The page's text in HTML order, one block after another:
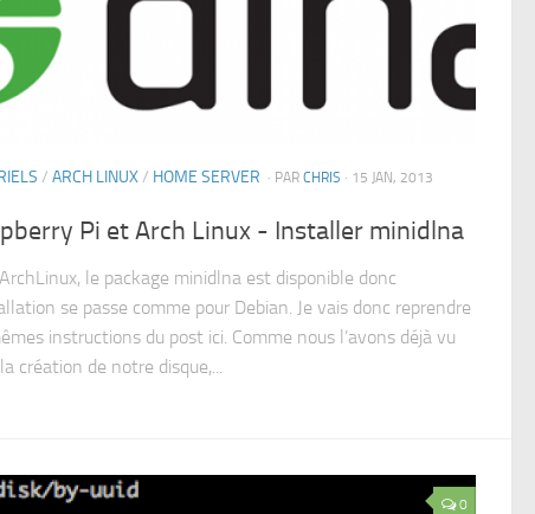
/ ARCH LINUX/ HOME SERVER · PAR CHRIS · 15 JAN, 2013
Pi et Arch Linux - Installer minidlna
le package minidlna est disponible donc
se passe comme pour Debian. Je vais donc reprendre
instructions du post ici. Comme nous l’avons déjà vu
création de notre disque,...
0